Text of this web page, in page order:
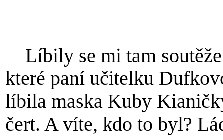
Líbily se mi tam
které paní učitelku
líbila maska Kuby
čert. A víte, kdo to byl?